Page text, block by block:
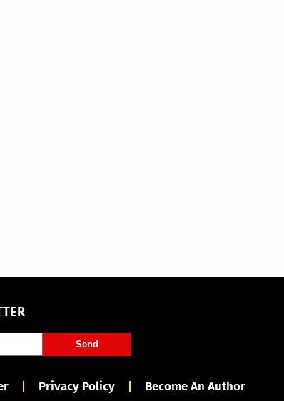
Send
Privacy Policy Become An Author